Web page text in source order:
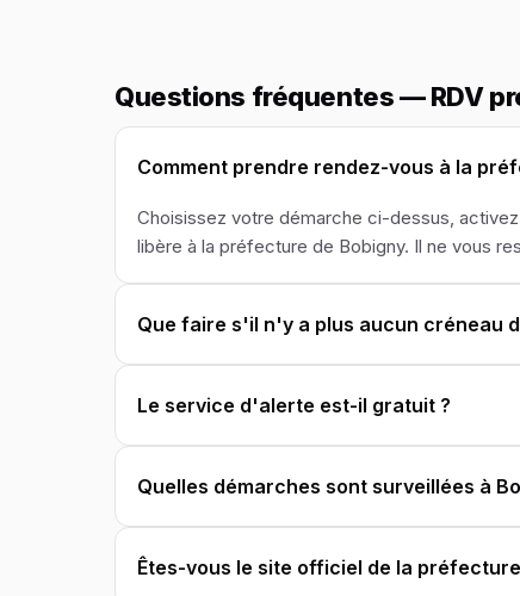
Questions fréquentes — RDV
Comment prendre rendez-vous à la
Choisissez votre démarche ci-dessus,
libère à la préfecture de Bobigny. Il ne vous
Que faire s'il n'y a plus aucun créneau
Le service d'alerte est-il gratuit ?
Quelles démarches sont surveillées à
Êtes-vous le site officiel de la